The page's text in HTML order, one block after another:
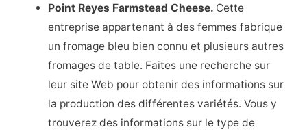
Point Reyes Farmstead Cheese. Cette
entreprise appartenant à des femmes fabrique
un fromage bleu bien connu et plusieurs autres
fromages de table. Faites une recherche sur
leur site Web pour obtenir des informations sur
la production des différentes variétés. Vous y
trouverez des informations sur le type de